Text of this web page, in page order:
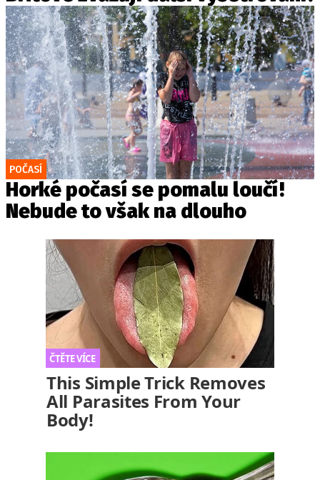
POČASÍ
Horké počasí se pomalu loučí!
Nebude to však na dlouho
This Simple Trick Removes
All Parasites From Your
Body!